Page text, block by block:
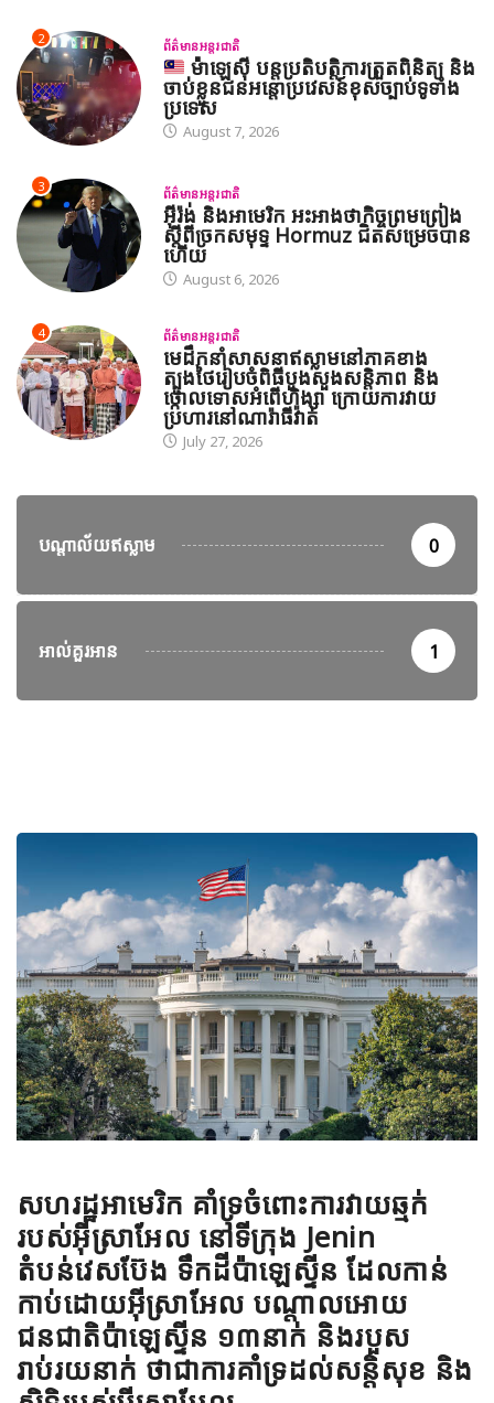
2 ព័ត៌មានអន្តរជាតិ
ម៉ាឡេស៊ី បន្តប្រតិបត្តិការត្រួតពិនិត្យ និង
ចាប់ខ្លួនជនអន្តោប្រវេសន៍ខុសច្បាប់ទូទាំង
ប្រទេស
August 7, 2026
3 ព័ត៌មានអន្តរជាតិ
អ៊ីរ៉ង់ និងអាមេរិក អះអាងថាកិច្ចព្រមព្រៀង
ស្តីពីច្រកសមុទ្ទ Hormuz ជិតសម្រេចបាន
ហើយ
August 6, 2026
4 ព័ត៌មានអន្តរជាតិ
មេដឹកនាំសាសនាឥស្លាមនៅភាគខាង
ត្បូងថៃរៀបចំពិធីបួងសួងសន្តិភាព និង
ថ្កោលទោសអំពើហិង្សា ក្រោយការវាយ
ប្រហារនៅណារ៉ាធីវ៉ាត់
July 27, 2026
បណ្តាល័យឥស្លាម 0
អាល់គួរអាន 1
សហរដ្ឋអាមេរិក គាំទ្រចំពោះការវាយឆ្មក់
របស់អ៊ីស្រាអែល នៅទីក្រុង Jenin
តំបន់វេសប៊ែង ទឹកដីប៉ាឡេស្ទីន ដែលកាន់
កាប់ដោយអ៊ីស្រាអែល បណ្តាលអោយ
ជនជាតិប៉ាឡេស្ទីន ១៣នាក់ និងរបួស
រាប់រយនាក់ ថាជាការគាំទ្រដល់សន្តិសុខ និង